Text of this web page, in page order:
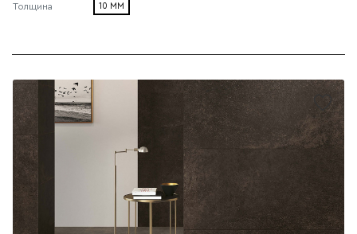
Толщина 10 ММ